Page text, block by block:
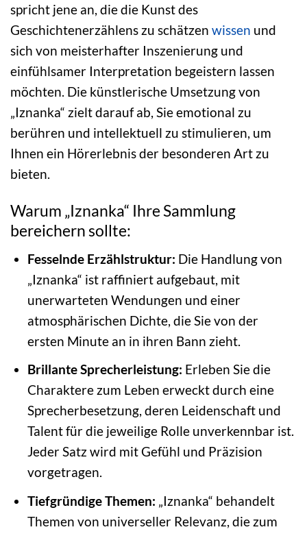
spricht jene an, die die Kunst des
Geschichtenerzählens zu schätzen wissen und
sich von meisterhafter Inszenierung und
einfühlsamer Interpretation begeistern lassen
möchten. Die künstlerische Umsetzung von
„Iznanka“ zielt darauf ab, Sie emotional zu
berühren und intellektuell zu stimulieren, um
Ihnen ein Hörerlebnis der besonderen Art zu
bieten.
Warum „Iznanka“ Ihre Sammlung
bereichern sollte:
Fesselnde Erzählstruktur: Die Handlung von
„Iznanka“ ist raffiniert aufgebaut, mit
unerwarteten Wendungen und einer
atmosphärischen Dichte, die Sie von der
ersten Minute an in ihren Bann zieht.
Brillante Sprecherleistung: Erleben Sie die
Charaktere zum Leben erweckt durch eine
Sprecherbesetzung, deren Leidenschaft und
Talent für die jeweilige Rolle unverkennbar ist.
Jeder Satz wird mit Gefühl und Präzision
vorgetragen.
Tiefgründige Themen: „Iznanka“ behandelt
Themen von universeller Relevanz, die zum